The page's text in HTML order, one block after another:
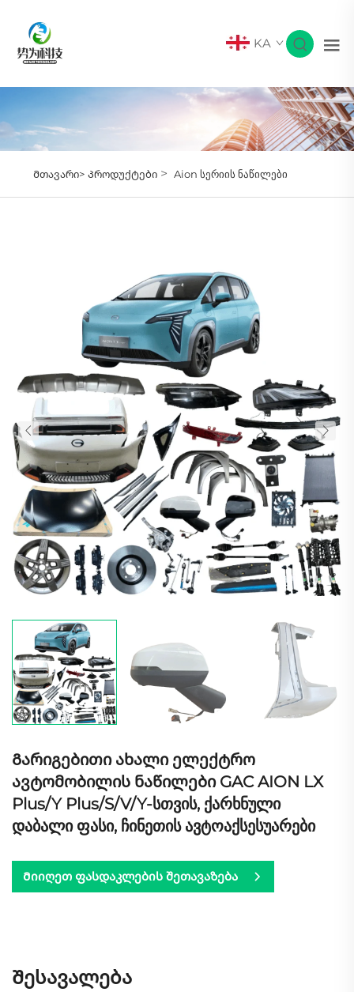
KA
Მთავარი> Პროდუქტები> Aion სერიის ნაწილები
Გარიგებითი ახალი ელექტრო
ავტომობილის ნაწილები GAC AION LX
Plus/Y Plus/S/V/Y-სთვის, ქარხნული
დაბალი ფასი, ჩინეთის ავტოაქსესუარები
Მიიღეთ ფასდაკლების შეთავაზება
Შესავალება